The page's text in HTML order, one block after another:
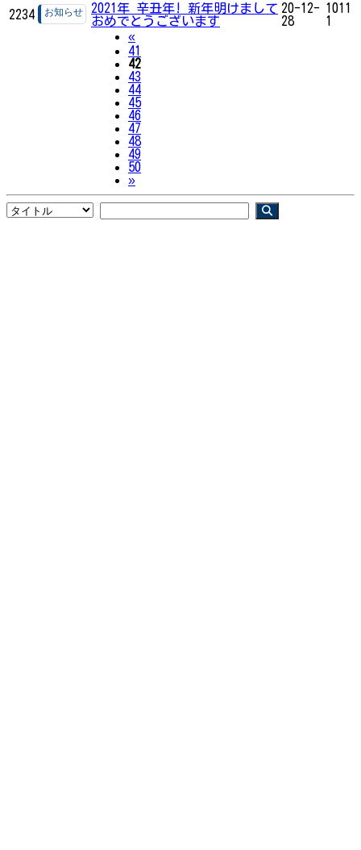
2234
2021年 辛丑年! 新年明けまして
おめでとうございます
20-12-
28
1011
1
«Previous
41
42
43
44
45
46
47
48
49
50
»Next